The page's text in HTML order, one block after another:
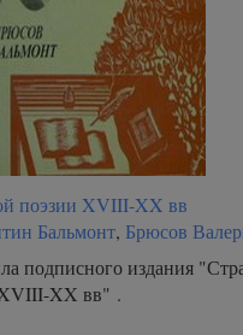
поэзии XVIII-XX вв
Бальмонт, Брюсов
подписного издания
XX вв" .